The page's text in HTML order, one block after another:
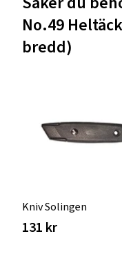
No.49
bredd)
Kniv Solingen
131 kr